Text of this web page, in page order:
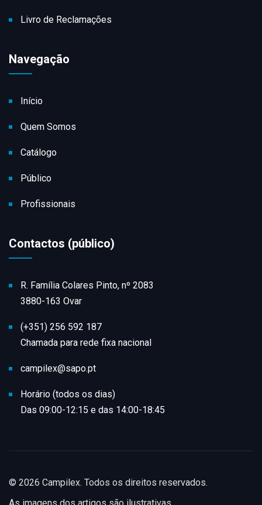
Livro de Reclamações
Navegação
Início
Quem Somos
Catálogo
Público
Profissionais
Contactos (público)
R. Família Colares Pinto, nº 2083
3880-163 Ovar
(+351) 256 592 187
Chamada para rede fixa nacional
campilex@sapo.pt
Horário (todos os dias)
Das 09:00-12:15 e das 14:00-18:45
© 2026 Campilex. Todos os direitos reservados.